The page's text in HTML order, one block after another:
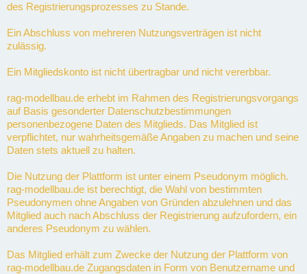
des Registrierungsprozesses zu Stande.
Ein Abschluss von mehreren Nutzungsverträgen ist nicht
zulässig.
Ein Mitgliedskonto ist nicht übertragbar und nicht vererbbar.
rag-modellbau.de erhebt im Rahmen des Registrierungsvorgangs
auf Basis gesonderter Datenschutzbestimmungen
personenbezogene Daten des Mitglieds. Das Mitglied ist
verpflichtet, nur wahrheitsgemäße Angaben zu machen und seine
Daten stets aktuell zu halten.
Die Nutzung der Plattform ist unter einem Pseudonym möglich.
rag-modellbau.de ist berechtigt, die Wahl von bestimmten
Pseudonymen ohne Angaben von Gründen abzulehnen und das
Mitglied auch nach Abschluss der Registrierung aufzufordern, ein
anderes Pseudonym zu wählen.
Das Mitglied erhält zum Zwecke der Nutzung der Plattform von
rag-modellbau.de Zugangsdaten in Form von Benutzername und